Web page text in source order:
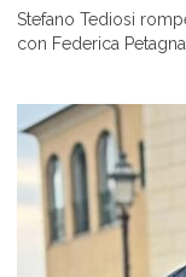
Stefano Tediosi
con Federica